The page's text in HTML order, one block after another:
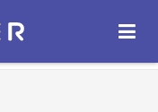
ОТКРЫТЬ